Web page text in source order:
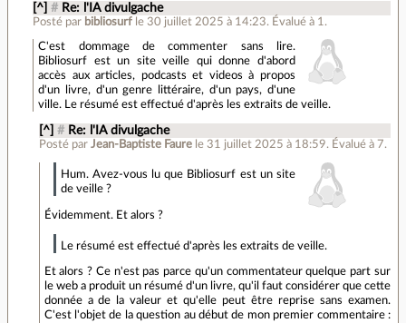
[^] # Re: l'IA divulgache
Posté par bibliosurf le 30 juillet 2025 à 14:23. Évalué à 1 .
C'est dommage de commenter sans lire.
Bibliosurf est un site veille qui donne d'abord
accès aux articles, podcasts et videos à propos
d'un livre, d'un genre littéraire, d'un pays, d'une
ville. Le résumé est effectué d'après les extraits de veille.
[^] # Re: l'IA divulgache
Posté par Jean-Baptiste Faure le 31 juillet 2025 à 18:59. Évalué à 7.
Hum. Avez-vous lu que Bibliosurf est un site
de veille ?
Évidemment. Et alors ?
Le résumé est effectué d'après les extraits de veille.
Et alors ? Ce n'est pas parce qu'un commentateur quelque part sur
le web a produit un résumé d'un livre, qu'il faut considérer que cette
donnée a de la valeur et qu'elle peut être reprise sans examen.
C'est l'objet de la question au début de mon premier commentaire :